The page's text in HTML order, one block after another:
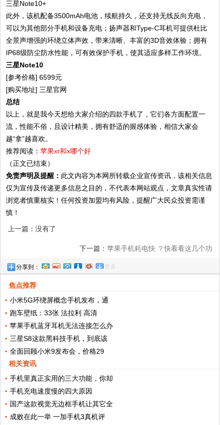
三星Note10+
此外，该机配备3500mAh电池，续航持久，还支持无线反向充电，
可以为其他部分手机和设备充电；扬声器和Type-C耳机可提供杜比
全景声增强的环绕立体声效，带来清晰、丰富的3D音效体验；拥有
IP68级防尘防水性能，可有效保护手机，使其适应多样工作环境。
三星Note10
[参考价格] 6599元
[购买地址] 三星官网
总结
以上，就是我今天想给大家介绍的四款手机了，它们各方面配置一
流，性能不俗，且设计精美，拥有舒适的握感体验，相信大家会
越“拿”越喜欢。
推荐阅读：苹果xr和x哪个好
（正文已结束）
免责声明及提醒： 此文内容为本网所转载企业宣传资讯，该相关信息
仅为宣传及传递更多信息之目的，不代表本网站观点，文章真实性请
浏览者慎重核实！任何投资加盟均有风险，提醒广大民众投资需谨
慎！
上一篇：没有了
下一篇： 苹果手机耗电快 ？快看看这几个功
分享到： 更多
焦点推荐
小米5G环绕屏概念手机发布，通
跑车壁纸：33张 法拉利 高清
苹果手机蓝牙耳机无法连接怎么办
三星S8这款黑科技手机，到底该
全面回顾小米9发布会，价格29
相关资讯
手机里真正实用的三大功能，你却
手机充电速度慢的四大原因
国产这款视觉无边框手机让其它全
成败在此一举 一加手机3真机评